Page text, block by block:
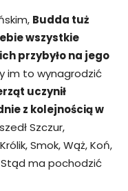
Budda tuż
wszystkie
przybyło na jego
im to wynagrodzić
uczynił
z kolejnością w
Szczur,
Smok, Wąż, Koń,
Stąd ma pochodzić